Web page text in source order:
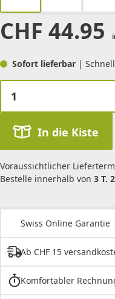
CHF 44.95
Sofort lieferbar |
In die Kiste
Voraussichtlicher
Bestelle innerhalb von 3 T.
Swiss Online Garantie
Ab CHF 15
Komfortabler